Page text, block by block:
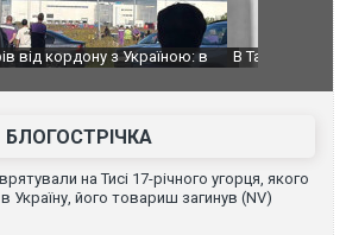
загинув від удару
ВІДЕО
БЛОГОСТРІЧКА
на Тисі 17-річного угорця, якого
Україну, його товариш загинув (NV)